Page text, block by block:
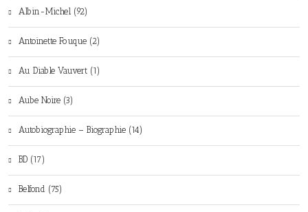
Albin-Michel (92)
Antoinette Fouque (2)
Au Diable Vauvert (1)
Aube Noire (3)
Autobiographie – Biographie (14)
BD (17)
Belfond (75)